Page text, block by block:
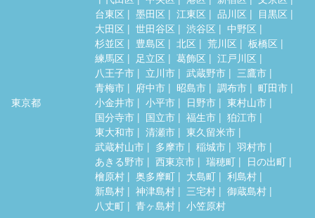
東京都
台東区
墨田区 江東区 品川区
目黒区
大田区
世田谷区 渋谷区
中野区
杉並区
豊島区 北区 荒川区
板橋区
練馬区
足立区 葛飾区
江戸川区
八王子市
立川市 武蔵野市
三鷹市
青梅市
府中市 昭島市 調布市
町田市
小金井市
小平市 日野市
東村山市
国分寺市
国立市 福生市
狛江市
東大和市
清瀬市
東久留米市
武蔵村山市
多摩市 稲城市
羽村市
あきる野市
西東京市 瑞穂町
日の出町
檜原村
奥多摩町 大島町
利島村
新島村
神津島村 三宅村
御蔵島村
八丈町
青ヶ島村 小笠原村